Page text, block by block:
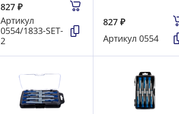
827 ₽
Артикул
0554/1833-SET-
2
827₽
Артикул 0554